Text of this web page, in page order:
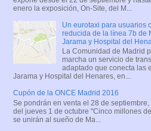
enero la exposición, On-Site, del M...
Un eurotaxi para usuarios
reducida de la línea 7b de
Jarama y Hospital del
La Comunidad de Madrid
marcha un servicio de
adaptado que conecta las
Jarama y Hospital del Henares, en...
Cupón de la ONCE Madrid 2016
Se pondrán en venta el 28 de septiembre,
del jueves 1 de octubre "Cinco millones
se unirán al sueño de Ma...